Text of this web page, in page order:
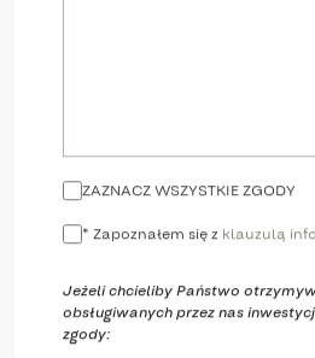
ZAZNACZ WSZYSTKIE ZGODY
* Zapoznałem się z klauzulą
Jeżeli chcieliby Państwo
obsługiwanych przez nas
zgody: